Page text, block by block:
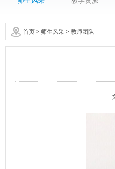
首页 > 师生风采 > 教师团队